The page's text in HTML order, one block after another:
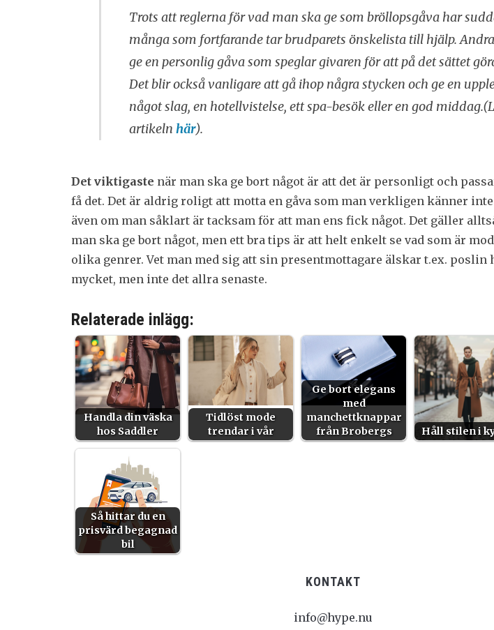
Trots att reglerna för vad man ska ge som bröllopsgåva har
många som fortfarande tar brudparets önskelista till hjälp.
ge en personlig gåva som speglar givaren för att på det sättet
Det blir också vanligare att gå ihop några stycken och ge en
något slag, en hotellvistelse, ett spa-besök eller en god middag.
artikeln här).
Det viktigaste när man ska ge bort något är att det är personligt och
få det. Det är aldrig roligt att motta en gåva som man verkligen känner
även om man såklart är tacksam för att man ens fick något. Det gäller
man ska ge bort något, men ett bra tips är att helt enkelt se vad som är
olika genrer. Vet man med sig att sin presentmottagare älskar t.ex. poslin
mycket, men inte det allra senaste.
Relaterade inlägg:
Handla din väska
hos Saddler
Tidlöst mode
trendar i vår
Ge bort elegans
med
manchettknappar
från Brobergs
Håll stilen i
Så hittar du en
prisvärd begagnad
bil
KONTAKT
info@hype.nu